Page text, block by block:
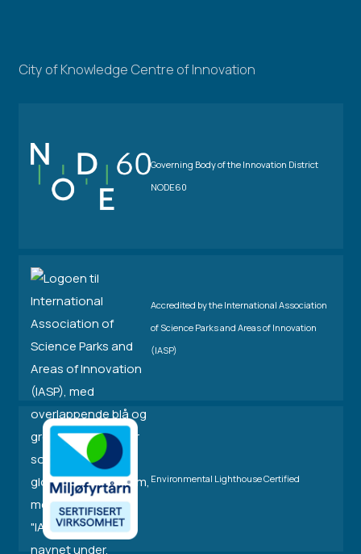
City of Knowledge Centre of Innovation
Governing Body of the Innovation District
NODE60
Accredited by the International Association
of Science Parks and Areas of Innovation
(IASP)
Environmental Lighthouse Certified